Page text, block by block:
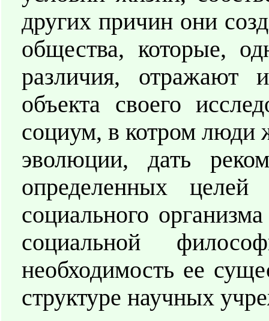
других причин они
общества, которые,
различия, отражают
объекта своего
социум, в котром люди
эволюции, дать
определенных
социального
социальной
необходимость ее
структуре научных